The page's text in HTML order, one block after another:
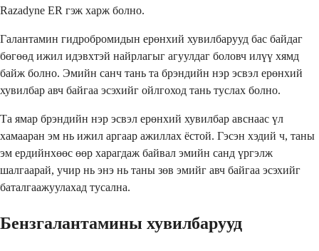
Razadyne ER гэж харж болно.
Галантамин гидробромидын ерөнхий хувилбарууд бас байдаг
бөгөөд ижил идэвхтэй найрлагыг агуулдаг боловч илүү хямд
байж болно. Эмийн санч тань та брэндийн нэр эсвэл ерөнхий
хувилбар авч байгаа эсэхийг ойлгоход тань туслах болно.
Та ямар брэндийн нэр эсвэл ерөнхий хувилбар авснаас үл
хамааран эм нь ижил аргаар ажиллах ёстой. Гэсэн хэдий ч, таны
эм ердийнхөөс өөр харагдаж байвал эмийн санд үргэлж
шалгаарай, учир нь энэ нь таны зөв эмийг авч байгаа эсэхийг
баталгаажуулахад тусална.
Бензгалантамины хувилбарууд